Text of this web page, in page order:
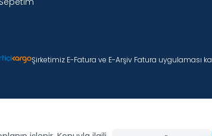
Şirketimiz E-Fatura ve E-Arşiv Fatura uygulaması